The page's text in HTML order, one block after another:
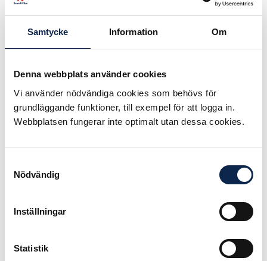
Samtycke Information Om
Denna webbplats använder cookies
Vi använder nödvändiga cookies som behövs för
grundläggande funktioner, till exempel för att logga in.
Webbplatsen fungerar inte optimalt utan dessa cookies.
Nödvändig
Inställningar
Statistik
Teater
E-post:joakim.ekstrom@smot.se
Trine Ströhemann, Regionteater
Väst/Uddevalla
E-
post :trine.strohemann@gmail.com
Revisor:Kjäll Åkerblom